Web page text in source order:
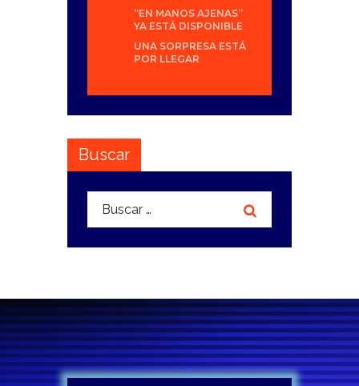
“EN MANOS AJENAS”
YA ESTÁ DISPONIBLE
UNA SORPRESA ESTÁ
POR LLEGAR
Buscar
Buscar: